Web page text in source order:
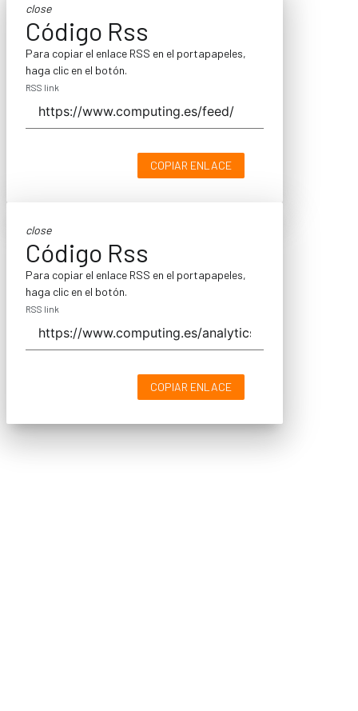
close
Código Rss
Para copiar el enlace RSS en el portapapeles,
haga clic en el botón.
RSS link
COPIAR ENLACE
close
Código Rss
Para copiar el enlace RSS en el portapapeles,
haga clic en el botón.
RSS link
COPIAR ENLACE